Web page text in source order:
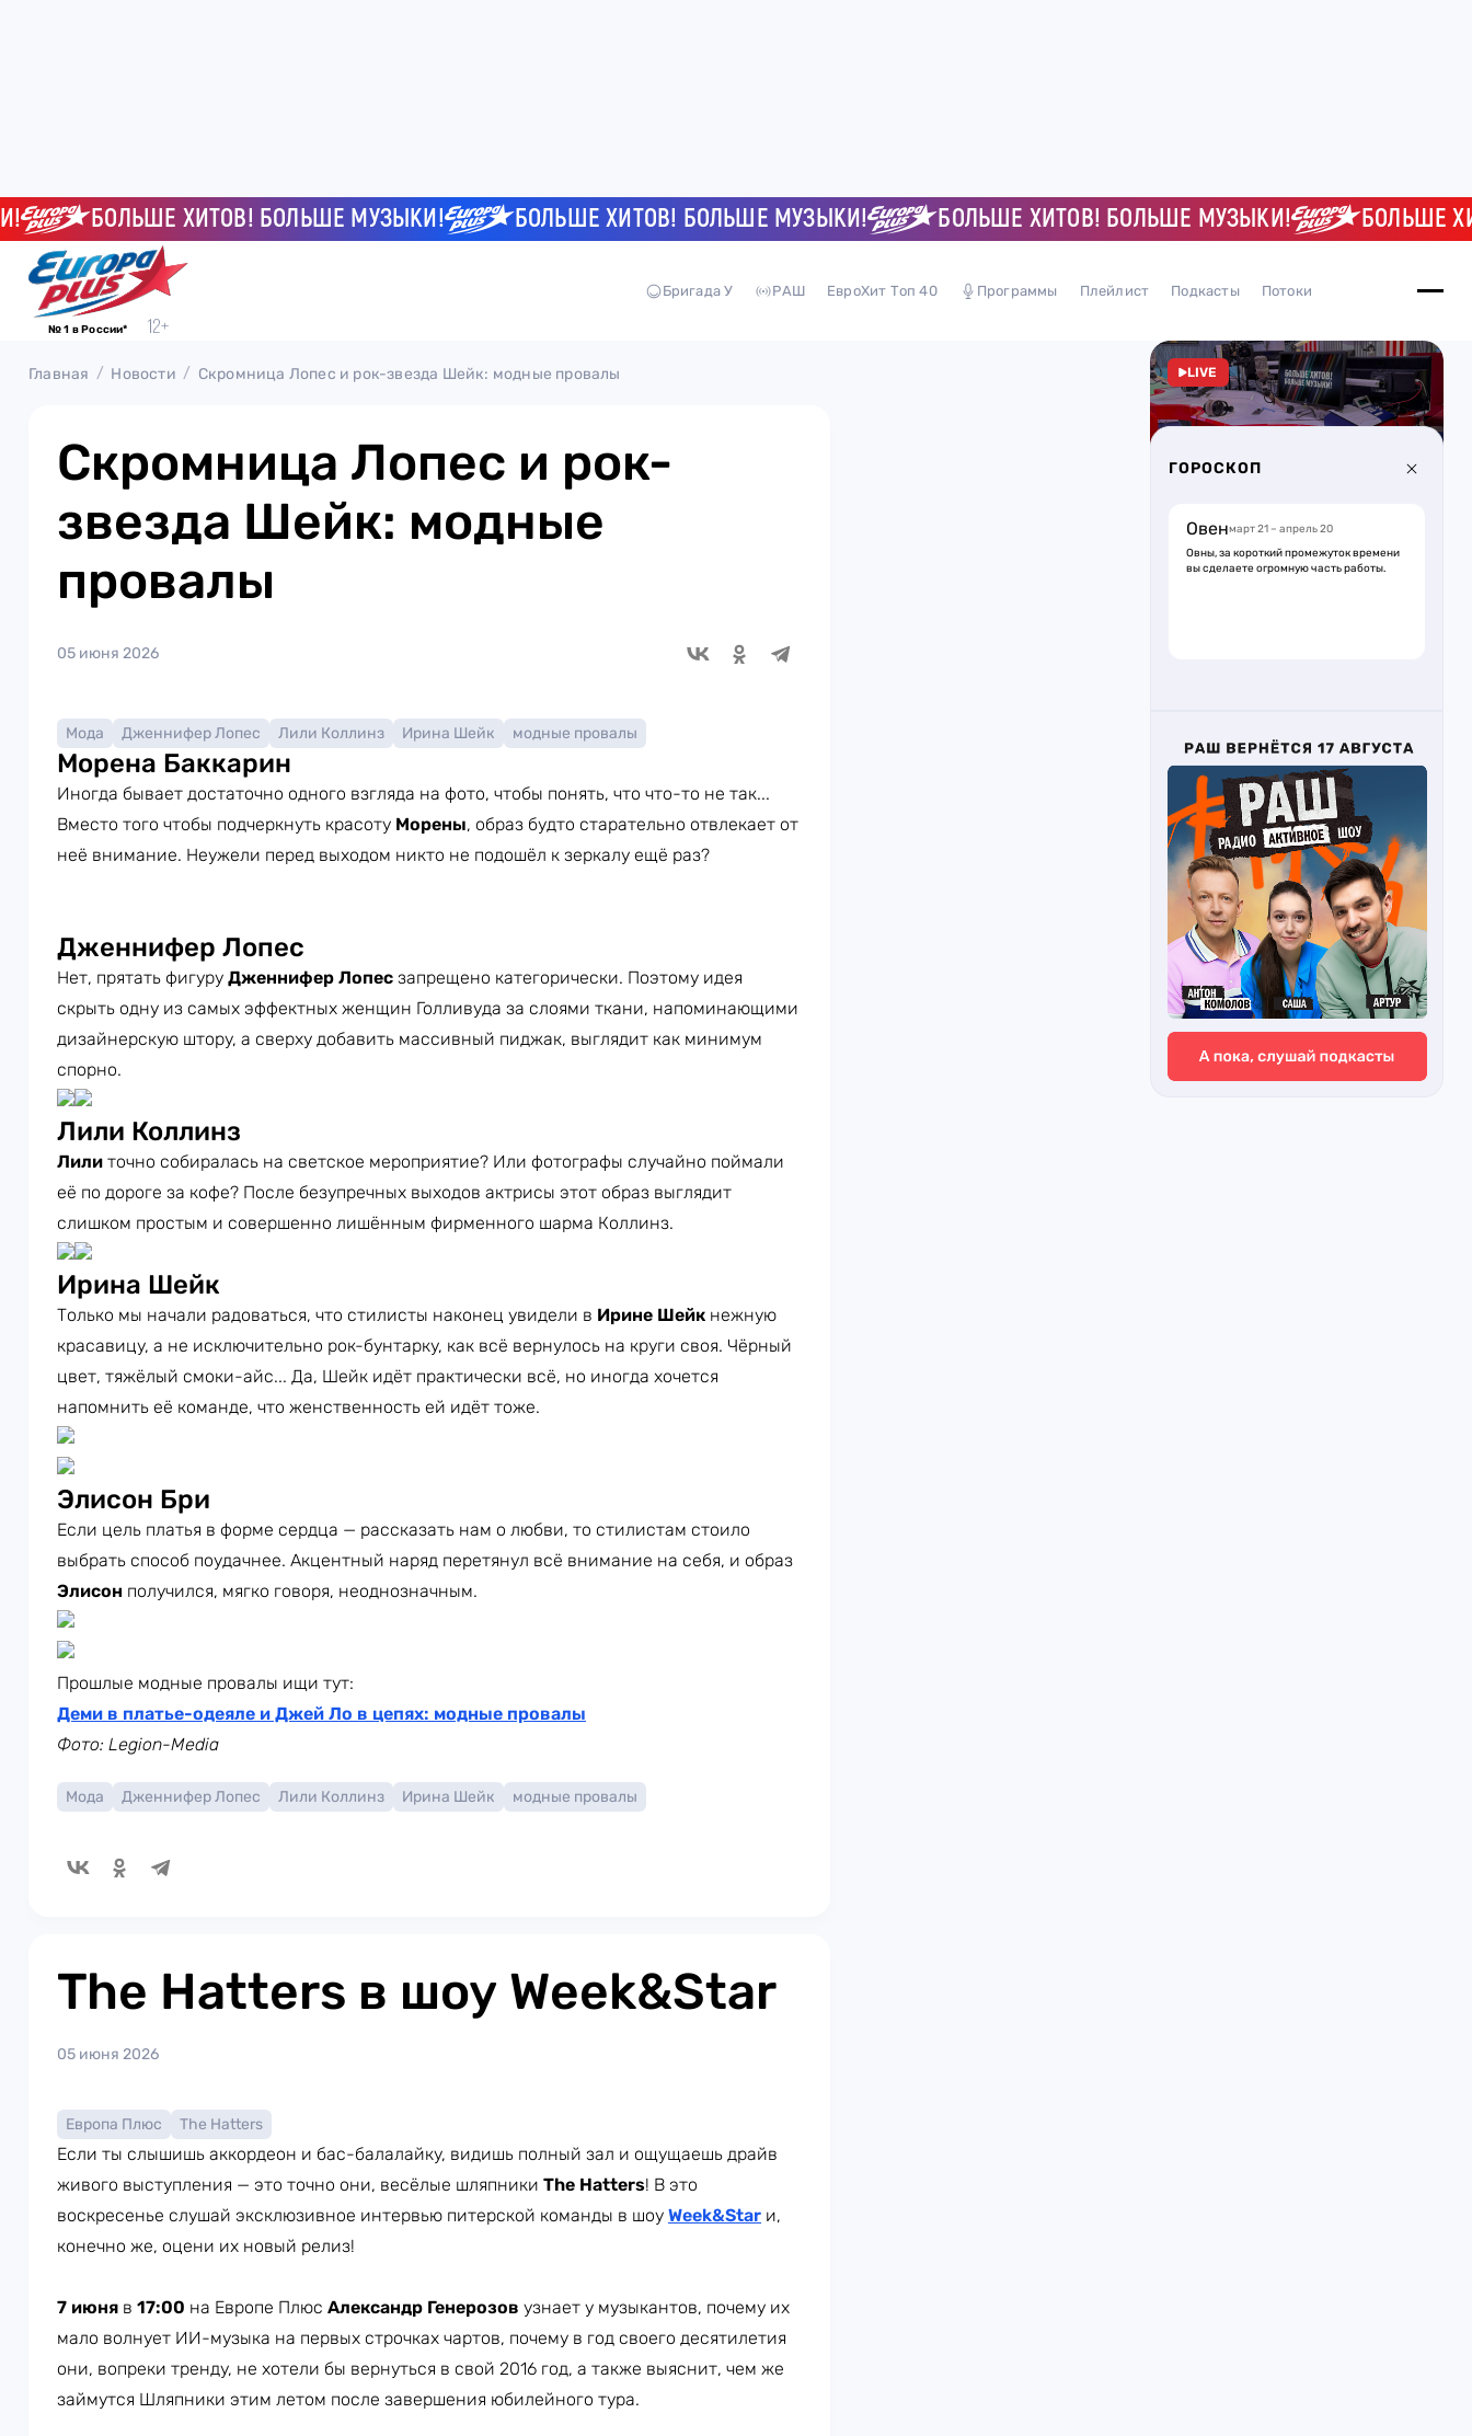
БОЛЬШЕ ХИТОВ! БОЛЬШЕ МУЗЫКИ! БОЛЬШЕ ХИТОВ! БОЛЬШЕ МУЗЫКИ! БОЛЬШЕ ХИТОВ! БОЛЬШЕ МУЗЫКИ! БОЛЬШЕ
№ 1 в России*
Бригада У РАШ ЕвроХит Топ 40 Программы Плейлист Подкасты Потоки
Главная Новости Скромница Лопес и рок-звезда Шейк: модные провалы
Скромница Лопес и рок-
звезда Шейк: модные
провалы
05 июня 2026
Мода Дженнифер Лопес Лили Коллинз Ирина Шейк модные провалы
Морена Баккарин
Иногда бывает достаточно одного взгляда на фото, чтобы понять, что что-то не так...
Вместо того чтобы подчеркнуть красоту Морены, образ будто старательно отвлекает от
неё внимание. Неужели перед выходом никто не подошёл к зеркалу ещё раз?
Дженнифер Лопес
Нет, прятать фигуру Дженнифер Лопес запрещено категорически. Поэтому идея
скрыть одну из самых эффектных женщин Голливуда за слоями ткани, напоминающими
дизайнерскую штору, а сверху добавить массивный пиджак, выглядит как минимум
спорно.
Лили Коллинз
Лили точно собиралась на светское мероприятие? Или фотографы случайно поймали
её по дороге за кофе? После безупречных выходов актрисы этот образ выглядит
слишком простым и совершенно лишённым фирменного шарма Коллинз.
Ирина Шейк
Только мы начали радоваться, что стилисты наконец увидели в Ирине Шейк нежную
красавицу, а не исключительно рок-бунтарку, как всё вернулось на круги своя. Чёрный
цвет, тяжёлый смоки-айс... Да, Шейк идёт практически всё, но иногда хочется
напомнить её команде, что женственность ей идёт тоже.
Элисон Бри
Если цель платья в форме сердца — рассказать нам о любви, то стилистам стоило
выбрать способ поудачнее. Акцентный наряд перетянул всё внимание на себя, и образ
Элисон получился, мягко говоря, неоднозначным.
Прошлые модные провалы ищи тут:
Деми в платье-одеяле и Джей Ло в цепях: модные провалы
Фото: Legion-Media
Мода Дженнифер Лопес Лили Коллинз Ирина Шейк модные провалы
The Hatters в шоу Week&Star
05 июня 2026
Европа Плюс The Hatters
Если ты слышишь аккордеон и бас-балалайку, видишь полный зал и ощущаешь драйв
живого выступления — это точно они, весёлые шляпники The Hatters! В это
воскресенье слушай эксклюзивное интервью питерской команды в шоу Week&Star и,
конечно же, оцени их новый релиз!
7 июня в 17:00 на Европе Плюс Александр Генерозов узнает у музыкантов, почему их
мало волнует ИИ-музыка на первых строчках чартов, почему в год своего десятилетия
они, вопреки тренду, не хотели бы вернуться в свой 2016 год, а также выяснит, чем же
займутся Шляпники этим летом после завершения юбилейного тура.
LIVE
ГОРОСКОП
Овенмарт 21 – апрель 20
Овны, за короткий промежуток времени
вы сделаете огромную часть работы.